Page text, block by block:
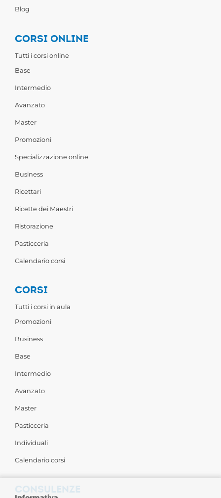
Blog
CORSI ONLINE
Tutti i corsi online
Base
Intermedio
Avanzato
Master
Promozioni
Specializzazione online
Business
Ricettari
Ricette dei Maestri
Ristorazione
Pasticceria
Calendario corsi
CORSI
Tutti i corsi in aula
Promozioni
Business
Base
Intermedio
Avanzato
Master
Pasticceria
Individuali
Calendario corsi
CONSULENZE